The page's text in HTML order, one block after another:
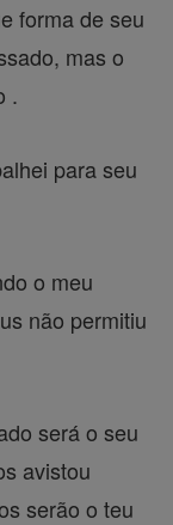
forma de seu
mas o
.
para seu
o meu
não permitiu
será o seu
avistou
serão o teu